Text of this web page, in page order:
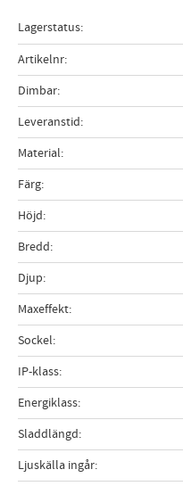
Lagerstatus
Artikelnr
Dimbar
Leveranstid
Material
Färg
Höjd
Bredd
Djup
Maxeffekt
Sockel
IP-klass
Energiklass
Sladdlängd
Ljuskälla ingår